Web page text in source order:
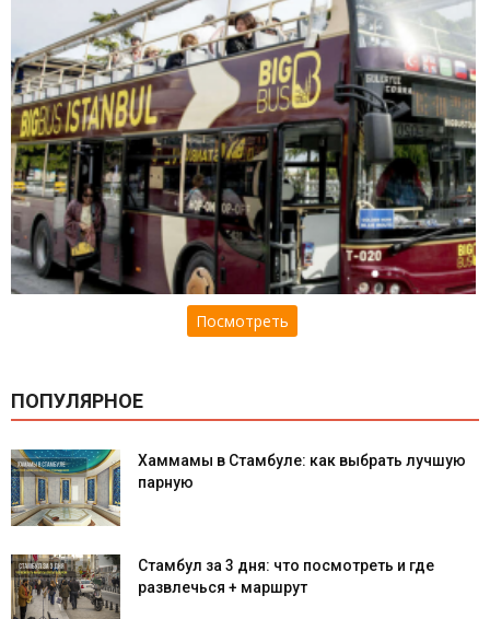
Посмотреть
ПОПУЛЯРНОЕ
Хаммамы в Стамбуле: как выбрать лучшую
парную
Стамбул за 3 дня: что посмотреть и где
развлечься + маршрут